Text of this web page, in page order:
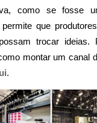
como se fosse
que
trocar ideias.
montar um canal
.